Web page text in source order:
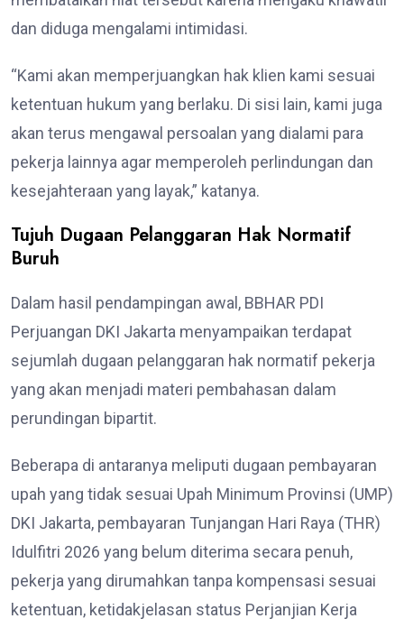
dan diduga mengalami intimidasi.
“Kami akan memperjuangkan hak klien kami sesuai
ketentuan hukum yang berlaku. Di sisi lain, kami juga
akan terus mengawal persoalan yang dialami para
pekerja lainnya agar memperoleh perlindungan dan
kesejahteraan yang layak,” katanya.
Tujuh Dugaan Pelanggaran Hak Normatif
Buruh
Dalam hasil pendampingan awal, BBHAR PDI
Perjuangan DKI Jakarta menyampaikan terdapat
sejumlah dugaan pelanggaran hak normatif pekerja
yang akan menjadi materi pembahasan dalam
perundingan bipartit.
Beberapa di antaranya meliputi dugaan pembayaran
upah yang tidak sesuai Upah Minimum Provinsi (UMP)
DKI Jakarta, pembayaran Tunjangan Hari Raya (THR)
Idulfitri 2026 yang belum diterima secara penuh,
pekerja yang dirumahkan tanpa kompensasi sesuai
ketentuan, ketidakjelasan status Perjanjian Kerja